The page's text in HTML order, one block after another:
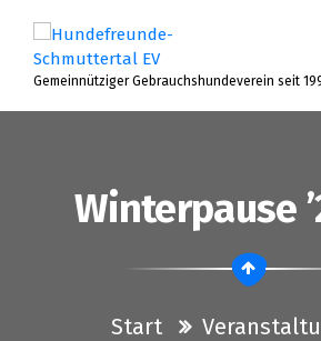
Inhalt
springen
Gemeinnütziger Gebrauchshundeverein seit
Winterpause
Start